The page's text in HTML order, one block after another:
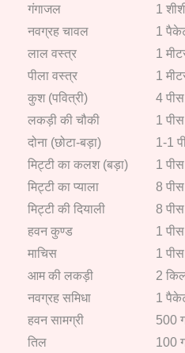
गंगाजल
1
नवग्रह चावल
1
लाल वस्त्र
1
पीला वस्त्र
1
कुश (पवित्री)
4 पीस
लकड़ी की चौकी
1 पीस
दोना (छोटा-बड़ा)
1-1
मिट्टी का कलश (बड़ा)
1 पीस
मिट्टी का प्याला
8 पीस
मिट्टी की दियाली
8 पीस
हवन कुण्ड
1 पीस
माचिस
1 पीस
आम की लकड़ी
2
नवग्रह समिधा
1
हवन सामग्री
500
तिल
100